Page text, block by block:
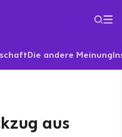
Die andere Meinung
aus